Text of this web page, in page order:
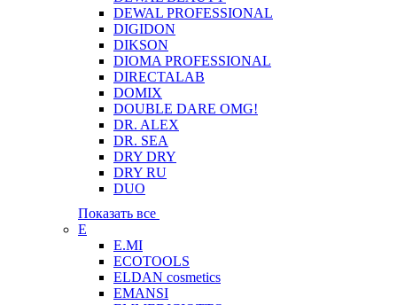
DEWAL PROFESSIONAL
DIGIDON
DIKSON
DIOMA PROFESSIONAL
DIRECTALAB
DOMIX
DOUBLE DARE OMG!
DR. ALEX
DR. SEA
DRY DRY
DRY RU
DUO
Показать все
E
E.MI
ECOTOOLS
ELDAN cosmetics
EMANSI